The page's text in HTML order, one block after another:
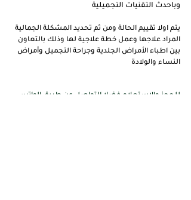
وباحدث التقنيات التجميلية
يتم اولا تقييم الحالة ومن ثم تحديد المشكلة الجمالية
المراد علاجها وعمل خطة علاجية لها وذلك بالتعاون
بين اطباء الأمراض الجلدية وجراحة التجميل وأمراض
النساء والولادة
للحجز والاستعلام فضلا التواصل عن طريق الواتس